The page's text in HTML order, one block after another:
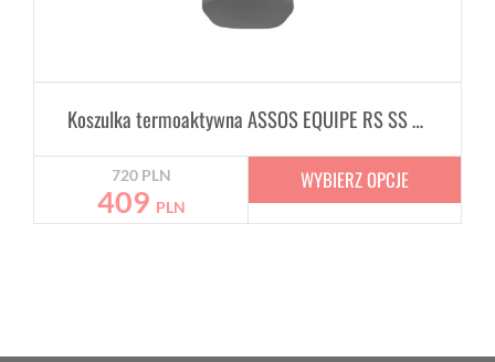
Koszulka termoaktywna ASSOS EQUIPE RS SS Winter SS Izolator
720 PLN
409 PLN
WYBIERZ OPCJE